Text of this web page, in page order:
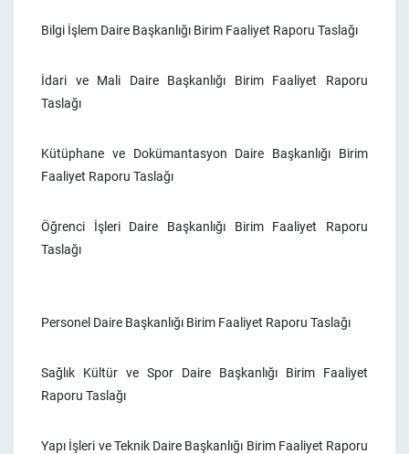
Bilgi İşlem Daire Başkanlığı Birim Faaliyet Raporu Taslağı
İdari ve Mali Daire Başkanlığı Birim Faaliyet Raporu
Taslağı
Kütüphane ve Dokümantasyon Daire Başkanlığı Birim
Faaliyet Raporu Taslağı
Öğrenci İşleri Daire Başkanlığı Birim Faaliyet Raporu
Taslağı
Personel Daire Başkanlığı Birim Faaliyet Raporu Taslağı
Sağlık Kültür ve Spor Daire Başkanlığı Birim Faaliyet
Raporu Taslağı
Yapı İşleri ve Teknik Daire Başkanlığı Birim Faaliyet Raporu